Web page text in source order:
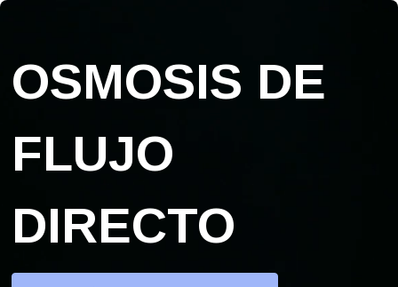
OSMOSIS DE
FLUJO
DIRECTO